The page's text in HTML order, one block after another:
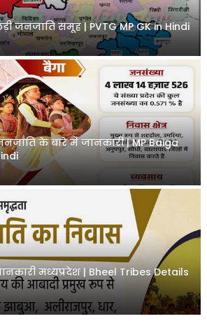
जनजाति समूह | PVTG MP GK in Hindi
के बारे में जानकारी | MP Baiga
मध्यप्रदेश | Bheel Tribes Details